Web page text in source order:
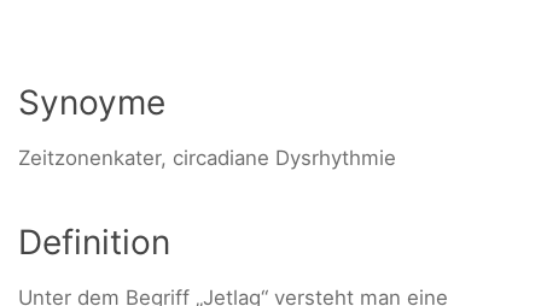
Synoyme
Zeitzonenkater, circadiane Dysrhythmie
Definition
Unter dem Begriff „Jetlag“ versteht man eine